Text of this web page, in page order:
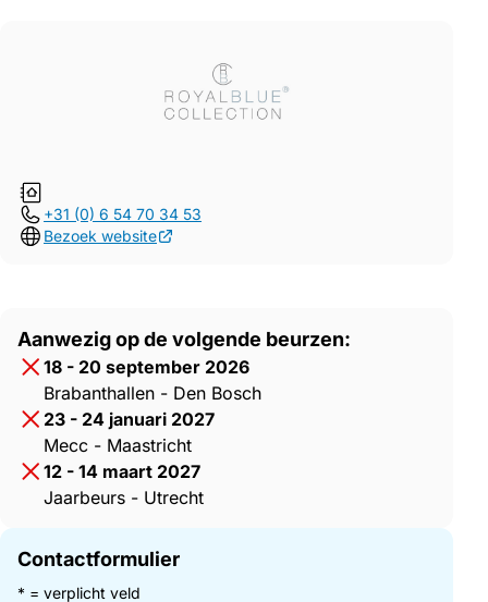
+31 (0) 6 54 70 34 53
Bezoek website
Aanwezig op de volgende beurzen:
18 - 20 september 2026
Brabanthallen - Den Bosch
23 - 24 januari 2027
Mecc - Maastricht
12 - 14 maart 2027
Jaarbeurs - Utrecht
Contactformulier
* = verplicht veld